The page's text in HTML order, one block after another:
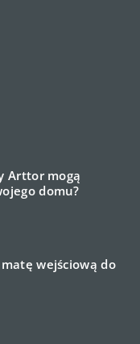
Arttor mogą
domu?
wejściową do